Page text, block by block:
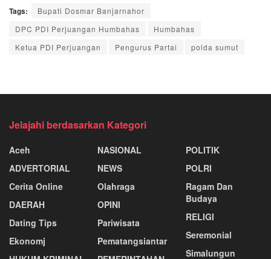
Tags:
Bupati Dosmar Banjarnahor
DPC PDI Perjuangan Humbahas
Humbahas
Ketua PDI Perjuangan
Pengurus Partai polda sumut
Jelajahi berdasarkan Kategori
Aceh
ADVERTORIAL
Cerita Online
DAERAH
Dating Tips
Ekonomj
NASIONAL
NEWS
Olahraga
OPINI
Pariwisata
Pematangsiantar
POLITIK
POLRI
Ragam Dan
Budaya
RELIGI
Seremonial
Simalungun